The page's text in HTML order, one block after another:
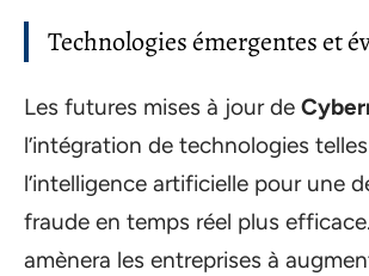
Technologies émergentes et
Les futures mises à jour de
l’intégration de technologies
l’intelligence artificielle pour une
fraude en temps réel plus
amènera les entreprises à